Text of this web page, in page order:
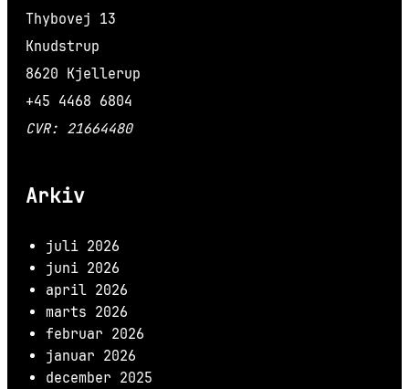
Thybovej 13
Knudstrup
8620 Kjellerup
+45 4468 6804
CVR: 21664480
Arkiv
juli 2026
juni 2026
april 2026
marts 2026
februar 2026
januar 2026
december 2025